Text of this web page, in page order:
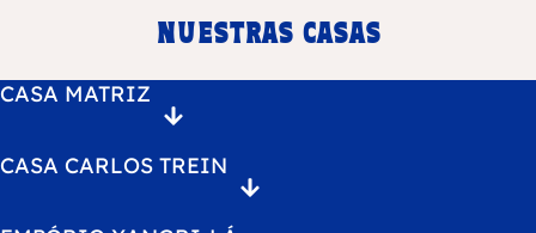
Nuestras Casas
CASA MATRIZ
CASA MATRIZ
CASA CARLOS TREIN